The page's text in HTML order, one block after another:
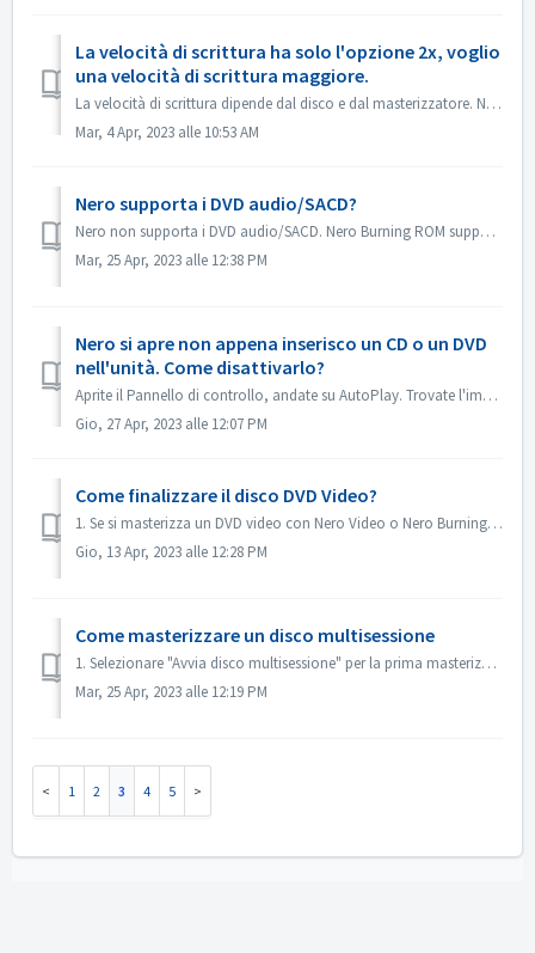
La velocità di scrittura ha solo l'opzione 2x, voglio
una velocità di scrittura maggiore.
La velocità di scrittura dipende dal disco e dal masterizzatore. Nero Burning ROM rileva automaticamente il masterizzatore e il disco ed elenca la velocità ...
Mar, 4 Apr, 2023 alle 10:53 AM
Nero supporta i DVD audio/SACD?
Nero non supporta i DVD audio/SACD. Nero Burning ROM supporta solo la masterizzazione di CD audio a 44100 hz.
Mar, 25 Apr, 2023 alle 12:38 PM
Nero si apre non appena inserisco un CD o un DVD
nell'unità. Come disattivarlo?
Aprite il Pannello di controllo, andate su AutoPlay. Trovate l'impostazione di ogni DVD o CD. Impostate su 'Chiedimi ogni volta' o 'Non fare...
Gio, 27 Apr, 2023 alle 12:07 PM
Come finalizzare il disco DVD Video?
1. Se si masterizza un DVD video con Nero Video o Nero Burning ROM, il disco verrà finalizzato automaticamente e potrà essere riprodotto sulla maggior parte...
Gio, 13 Apr, 2023 alle 12:28 PM
Come masterizzare un disco multisessione
1. Selezionare "Avvia disco multisessione" per la prima masterizzazione. 2. Inserire nuovamente il disco masterizzato. Selezionare "Con...
Mar, 25 Apr, 2023 alle 12:19 PM
1 2 3 4 5